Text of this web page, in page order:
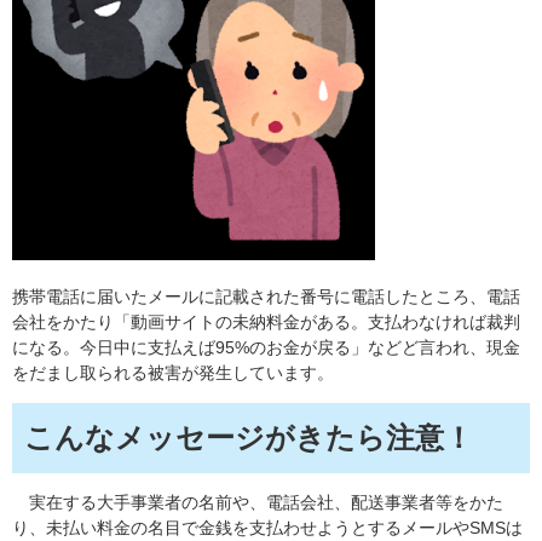
携帯電話に届いたメールに記載された番号に電話したところ、電話
会社をかたり「動画サイトの未納料金がある。支払わなければ裁判
になる。今日中に支払えば95%のお金が戻る」などど言われ、現金
をだまし取られる被害が発生しています。
こんなメッセージがきたら注意！
​ 実在する大手事業者の名前や、電話会社、配送事業者等をかた
り、未払い料金の名目で金銭を支払わせようとするメールやSMSは